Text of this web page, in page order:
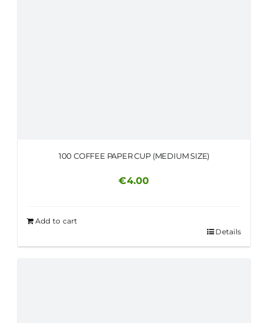
100 COFFEE PAPER CUP (MEDIUM SIZE)
€4.00
Add to cart
Details